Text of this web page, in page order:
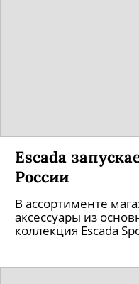
Escada
России
В ассортименте
аксессуары из
коллекция Escada